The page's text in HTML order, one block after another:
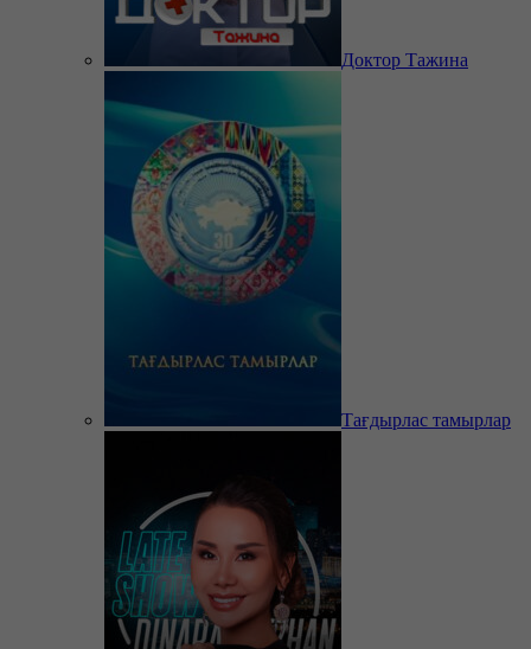
Доктор Тажина
Тағдырлас тамырлар